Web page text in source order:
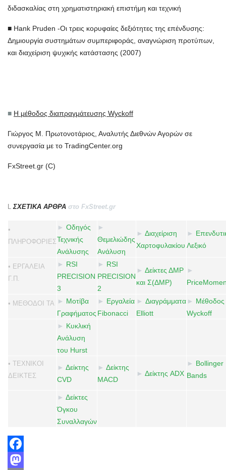
διδασκαλίας στη χρηματιστηριακή επιστήμη και τεχνική
■ Hank Pruden -Οι τρεις κορυφαίες δεξιότητες της επένδυσης:
Δημιουργία συστημάτων συμπεριφοράς, αναγνώριση προτύπων,
και διαχείριση ψυχικής κατάστασης (2007)
■ Η μέθοδος διαπραγμάτευσης Wyckoff
Γιώργος Μ. Πρωτονοτάριος, Αναλυτής Διεθνών Αγορών σε
συνεργασία με το TradingCenter.org
FxStreet.gr (C)
LΣΧΕΤΙΚΑ ΑΡΘΡΑ στο FxStreet.gr
•
ΠΛΗΡΟΦΟΡΙΕΣ
► Οδηγός
Τεχνικής
Ανάλυσης
►
Θεμελιώδης
Ανάλυση
► Διαχείριση
Χαρτοφυλακίου
►
Λεξικό
• ΕΡΓΑΛΕΙΑ
Γ.Π.
► RSI
PRECISION
3
► RSI
PRECISION
2
► Δείκτες ΔMP
και Σ(ΔMP)
►
• ΜΕΘΟΔΟΙ ΤΑ ► Μοτίβα
Γραφήματος
► Εργαλεία
Fibonacci
► Διαγράμματα
Elliott
► Μέθοδος
Wyckoff
► Κυκλική
Ανάλυση
του Hurst
• ΤΕΧΝΙΚΟΙ
ΔΕΙΚΤΕΣ
► Δείκτης
CVD
► Δείκτης
MACD
► Δείκτης ADX
► Bollinger
Bands
► Δείκτες
Όγκου
Συναλλαγών
Facebook